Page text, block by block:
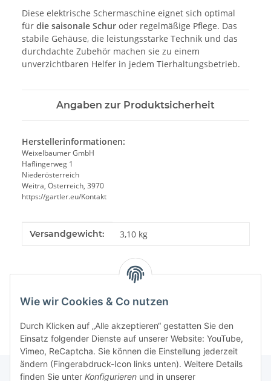
Wie wir Cookies & Co nutzen
Durch Klicken auf „Alle akzeptieren“ gestatten Sie den
Einsatz folgender Dienste auf unserer Website: YouTube,
Vimeo, ReCaptcha. Sie können die Einstellung jederzeit
ändern (Fingerabdruck-Icon links unten). Weitere Details
finden Sie unter Konfigurieren und in unserer
Diese elektrische Schermaschine eignet sich optimal
für die saisonale Schur oder regelmäßige Pflege. Das
stabile Gehäuse, die leistungsstarke Technik und das
durchdachte Zubehör machen sie zu einem
unverzichtbaren Helfer in jedem Tierhaltungsbetrieb.
Angaben zur Produktsicherheit
Herstellerinformationen:
Weixelbaumer GmbH
Haflingerweg 1
Niederösterreich
Weitra, Österreich, 3970
https://gartler.eu/Kontakt
Produkteigenschaft
Wert
Versandgewicht: 3,10 kg